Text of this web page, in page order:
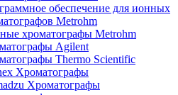
обеспечение для ионных
Metrohm
хроматографы Metrohm
Agilent
Thermo Scientific
Хроматографы
Хроматографы